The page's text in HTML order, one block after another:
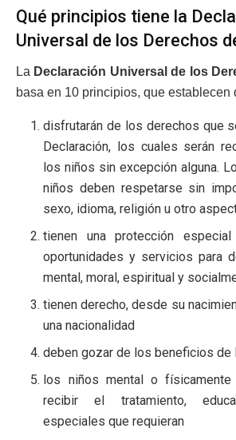
Qué principios tiene la
Universal de los Derechos
La Declaración Universal de los
basa en 10 principios, que establecen
disfrutarán de los derechos que
Declaración, los cuales serán
los niños sin excepción alguna.
niños deben respetarse sin
sexo, idioma, religión u otro
tienen una protección
oportunidades y servicios para
mental, moral, espiritual y
tienen derecho, desde su
una nacionalidad
deben gozar de los beneficios de
los niños mental o físicamente
recibir el tratamiento,
especiales que requieran